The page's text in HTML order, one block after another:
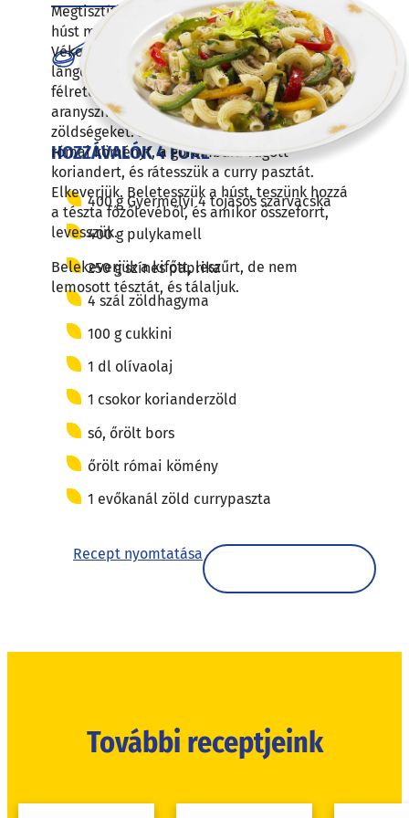
haladó
HOZZÁVALÓK 4 FŐRE
400 g Gyermelyi 4 tojásos szarvacska
400 g pulykamell
250 g színes paprika
4 szál zöldhagyma
100 g cukkini
1 dl olívaolaj
1 csokor korianderzöld
só, őrölt bors
őrölt római kömény
1 evőkanál zöld currypaszta
Recept nyomtatása
Megtisztítjuk, megmossuk a zöldségeket. A
húst megtisztítjuk, lemossuk, és leszárítjuk.
Vékony csíkokra vágjuk. Az olaj felén, erős
lángon megpirítjuk, sózzuk, borsozzuk, és
félretesszük. Az olaj másik felén, erős lángon
aranyszínűre megpirítjuk a csíkokra vágott
zöldségeket. Sózzuk, borsozzuk, rászórjuk a
római köményt, a gorombára vágott
koriandert, és rátesszük a curry pasztát.
Elkeverjük. Beletesszük a húst, teszünk hozzá
a tészta főzőlevéből, és amikor összeforrt,
levesszük.
Belekeverjük a kifőtt, leszűrt, de nem
lemosott tésztát, és tálaljuk.
További receptjeink